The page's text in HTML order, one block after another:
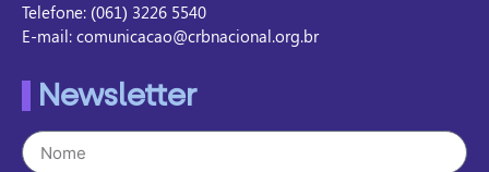
Telefone: (061) 3226 5540
E-mail: comunicacao@crbnacional.org.br
Newsletter